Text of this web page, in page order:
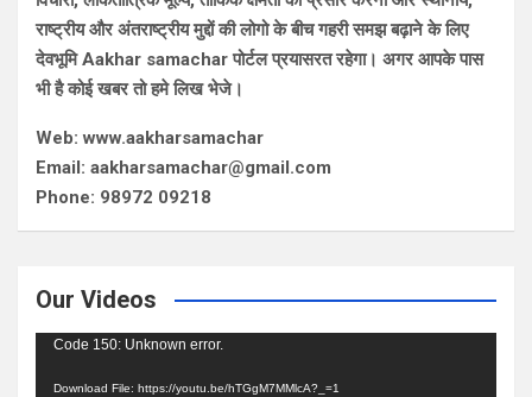
राष्ट्रीय और अंतराष्ट्रीय मुद्दों की लोगो के बीच गहरी समझ बढ़ाने के लिए
देवभूमि Aakhar samachar पोर्टल प्रयासरत रहेगा। अगर आपके पास
भी है कोई खबर तो हमे लिख भेजे।
Web: www.aakharsamachar
Email: aakharsamachar@gmail.com
Phone: 98972 09218
Our Videos
Video
Code 150: Unknown error.
Download File: https://youtu.be/hTGgM7MMlcA?_=1